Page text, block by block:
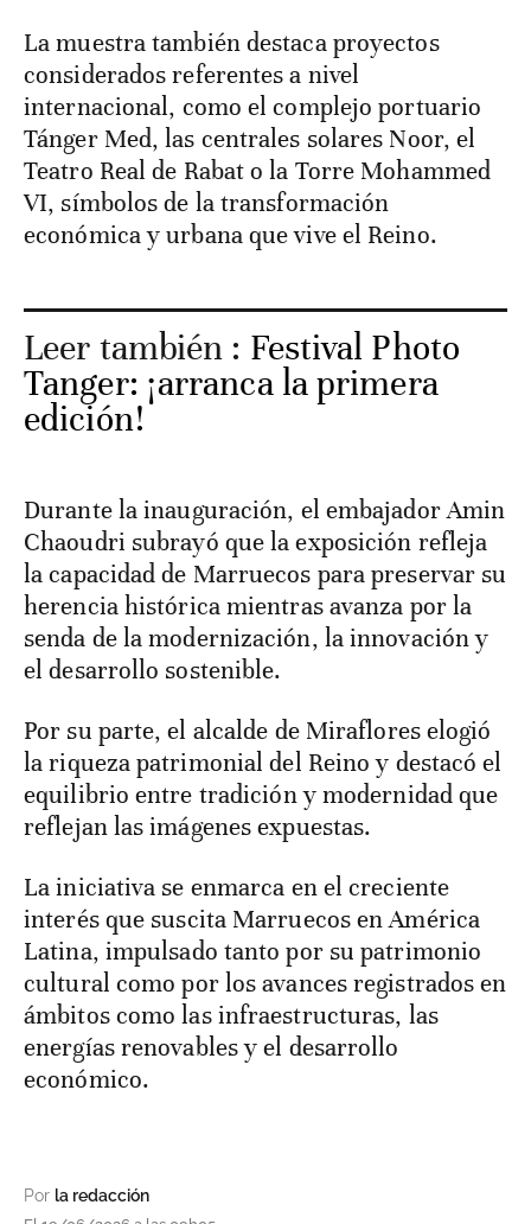
La muestra también destaca proyectos
considerados referentes a nivel
internacional, como el complejo portuario
Tánger Med, las centrales solares Noor, el
Teatro Real de Rabat o la Torre Mohammed
VI, símbolos de la transformación
económica y urbana que vive el Reino.
Leer también : Festival Photo
Tanger: ¡arranca la primera
edición!
Durante la inauguración, el embajador Amin
Chaoudri subrayó que la exposición refleja
la capacidad de Marruecos para preservar su
herencia histórica mientras avanza por la
senda de la modernización, la innovación y
el desarrollo sostenible.
Por su parte, el alcalde de Miraflores elogió
la riqueza patrimonial del Reino y destacó el
equilibrio entre tradición y modernidad que
reflejan las imágenes expuestas.
La iniciativa se enmarca en el creciente
interés que suscita Marruecos en América
Latina, impulsado tanto por su patrimonio
cultural como por los avances registrados en
ámbitos como las infraestructuras, las
energías renovables y el desarrollo
económico.
Por la redacción